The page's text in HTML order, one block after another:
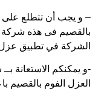
– و يجب أن تتطلع
بالقصيم فى هذه
الشركة في تطبيق
-و يمكنكم الاستعانة
العزل الفوم